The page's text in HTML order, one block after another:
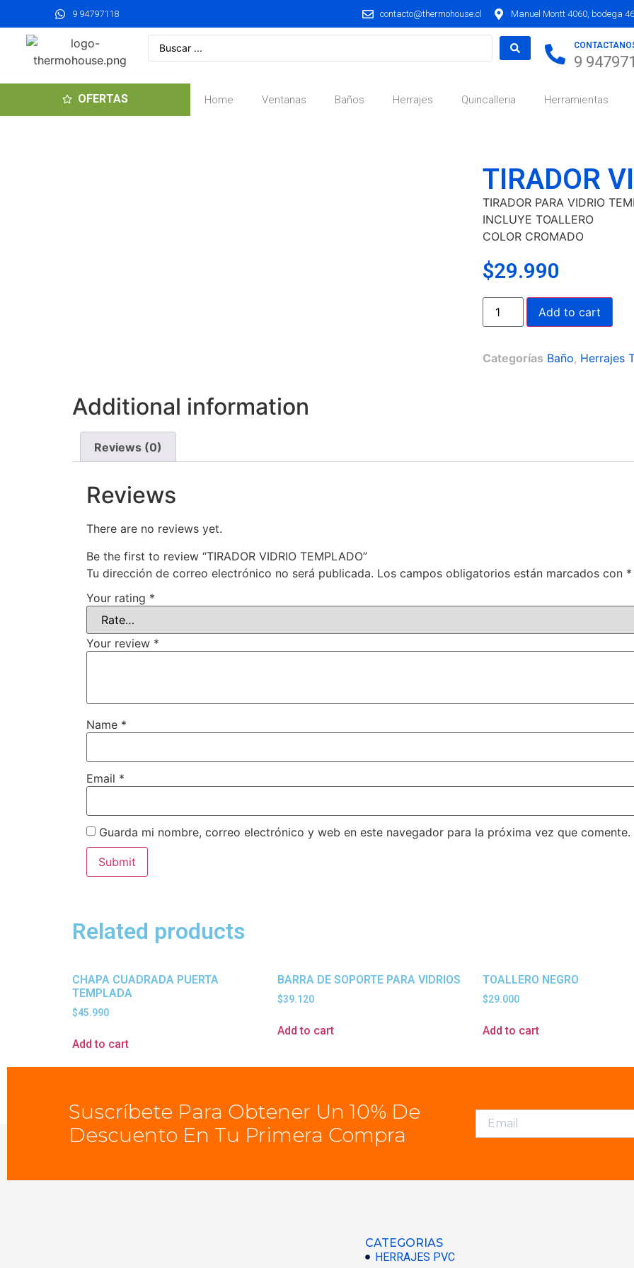
9 94797118 contacto@thermohouse.cl Manuel Montt 4060, bodega
9
OFERTAS Home Ventanas Baños Herrajes Quincalleria Herramientas
TIRADOR
TIRADOR PARA VIDRIO
INCLUYE TOALLERO
COLOR CROMADO
$29.990
Add to cart
Categorías Baño, Herrajes
Additional information
Reviews (0)
Reviews
There are no reviews yet.
Be the first to review “TIRADOR VIDRIO TEMPLADO”
Tu dirección de correo electrónico no será publicada. Los campos obligatorios están marcados con *
Your rating *
Your review *
Name *
Email *
Guarda mi nombre, correo electrónico y web en este navegador para la próxima vez que comente.
Related products
CHAPA CUADRADA PUERTA
TEMPLADA
$45.990
Add to cart
BARRA DE SOPORTE PARA VIDRIOS
$39.120
Add to cart
TOALLERO NEGRO
$29.000
Add to cart
Suscríbete Para Obtener Un 10% De
Descuento En Tu Primera Compra
CATEGORIAS
HERRAJES PVC